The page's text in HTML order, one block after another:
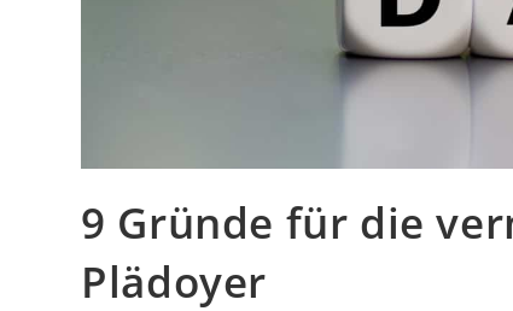
9 Gründe für die
Plädoyer